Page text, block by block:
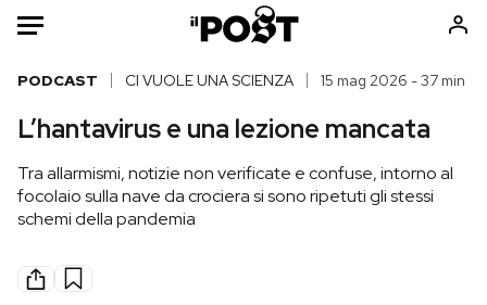
Auto
HOME
Italia
Mondo
Tecnologia
Moda
PODCAST CI VUOLE UNA SCIENZA 15 mag 2026 - 37 min
L’hantavirus e una lezione mancata
Tra allarmismi, notizie non verificate e confuse, intorno al
focolaio sulla nave da crociera si sono ripetuti gli stessi
schemi della pandemia